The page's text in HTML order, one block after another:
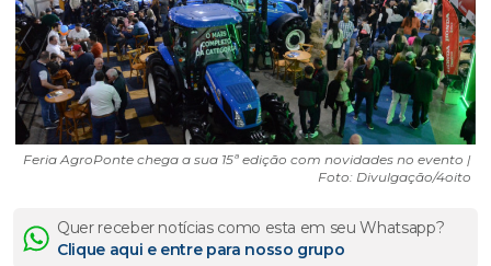
Feria AgroPonte chega a sua 15ª edição com novidades no evento |
Foto: Divulgação/4oito
Quer receber notícias como esta em seu Whatsapp?
Clique aqui e entre para nosso grupo